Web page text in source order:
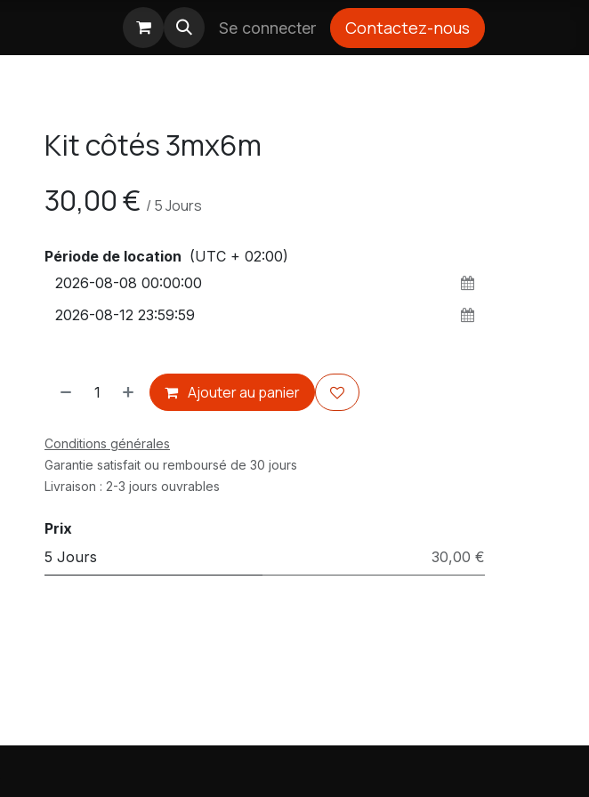
Se connecter Contactez-nous
Kit côtés 3mx6m
30,00€ / 5Jours
Période de location (UTC + 02:00)
Ajouter au panier
Conditions générales
Garantie satisfait ou remboursé de 30 jours
Livraison : 2-3 jours ouvrables
Prix
5 Jours
30,00 €